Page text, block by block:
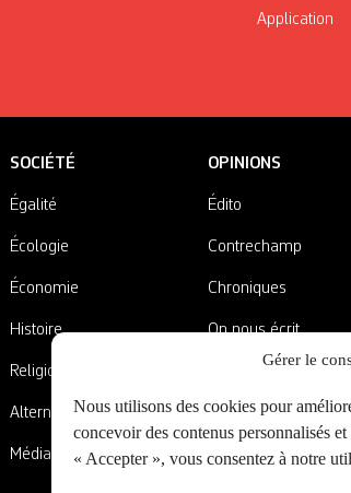
Gérer le
Nous utilisons des cookies pour
concevoir des contenus personnalisés
« Accepter », vous consentez à notre
Application
SOCIÉTÉ
Égalité
Écologie
Économie
Histoire
Religions
Alternatives
Médias
OPINIONS
Édito
Contrechamp
Chroniques
On nous écrit
A côté de la plaque